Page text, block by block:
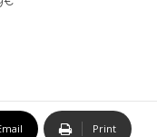
Print